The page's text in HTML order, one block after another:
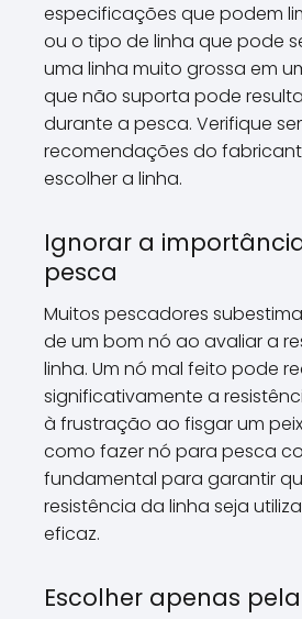
especificações que podem
ou o tipo de linha que pode
uma linha muito grossa em
que não suporta pode
durante a pesca. Verifique
recomendações do
escolher a linha.
Ignorar a
pesca
Muitos pescadores
de um bom nó ao avaliar a
linha. Um nó mal feito pode
significativamente a
à frustração ao fisgar um
como fazer nó para pesca
fundamental para garantir
resistência da linha seja
eficaz.
Escolher apenas